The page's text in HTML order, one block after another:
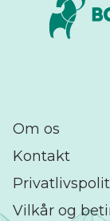
Om os
Kontakt
Vilkår og